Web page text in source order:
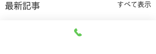
最新記事 すべて表示